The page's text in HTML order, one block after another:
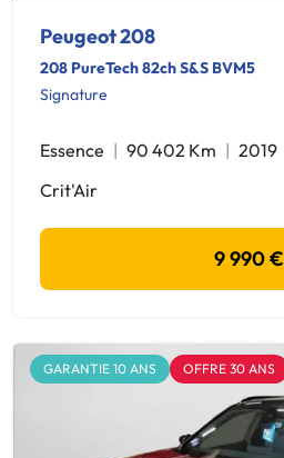
Peugeot 208
208 PureTech 82ch S&S BVM5
Signature
Essence 90 402 Km
2019
Crit'Air
9 990 €
GARANTIE 10 ANS OFFRE 30 ANS